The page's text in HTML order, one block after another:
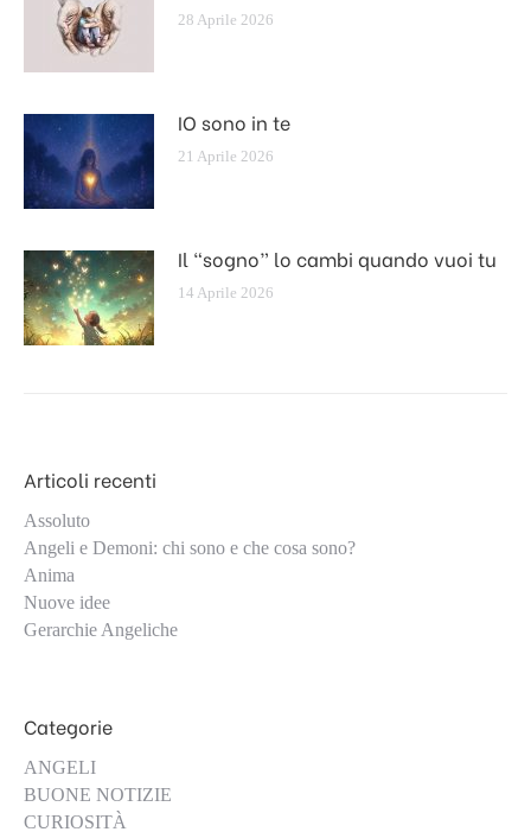
28 Aprile 2026
IO sono in te
21 Aprile 2026
Il “sogno” lo cambi quando vuoi tu
14 Aprile 2026
Articoli recenti
Assoluto
Angeli e Demoni: chi sono e che cosa sono?
Anima
Nuove idee
Gerarchie Angeliche
Categorie
ANGELI
BUONE NOTIZIE
CURIOSITÀ